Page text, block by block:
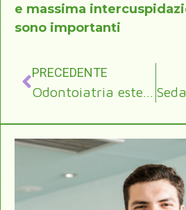
e massima
sono importanti
PRECEDENTE
Odontoiatria estetica: discromia dentale e otturazioni in composito